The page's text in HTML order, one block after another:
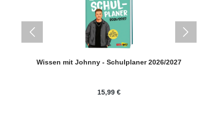
Wissen mit Johnny - Schulplaner 2026/2027
15,99 €